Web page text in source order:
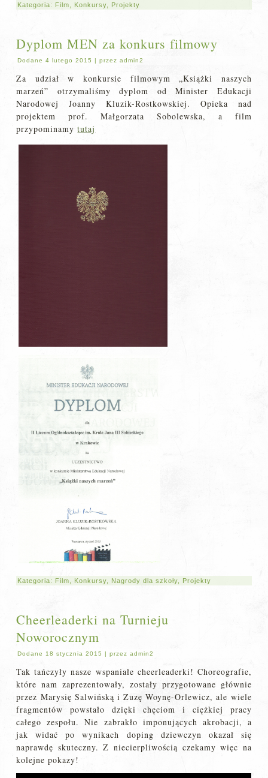
Kategoria: Film Konkursy Projekty
Dyplom MEN za konkurs filmowy
Dodane 4 lutego 2015 |przez admin2
Za udział w konkursie filmowym „Książki naszych
marzeń” otrzymaliśmy dyplom od Minister Edukacji
Narodowej Joanny Kluzik-Rostkowskiej. Opieka nad
projektem prof. Małgorzata Sobolewska, a film
przypominamytutaj
Kategoria: Film Konkursy Nagrody dla szkoły Projekty
Cheerleaderki na Turnieju
Noworocznym
Dodane 18 stycznia 2015 |przez admin2
Tak tańczyły nasze wspaniałe cheerleaderki! Choreografie,
które nam zaprezentowały, zostały przygotowane głównie
przez Marysię Salwińską i Zuzę Woynę-Orlewicz, ale wiele
fragmentów powstało dzięki chęciom i ciężkiej pracy
całego zespołu. Nie zabrakło imponujących akrobacji, a
jak widać po wynikach doping dziewczyn okazał się
naprawdę skuteczny. Z niecierpliwością czekamy więc na
kolejne pokazy!